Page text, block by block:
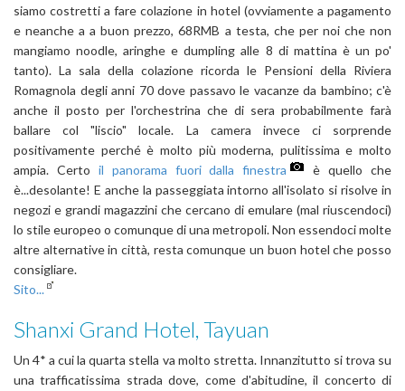
siamo costretti a fare colazione in hotel (ovviamente a pagamento
e neanche a a buon prezzo, 68RMB a testa, che per noi che non
mangiamo noodle, aringhe e dumpling alle 8 di mattina è un po'
tanto). La sala della colazione ricorda le Pensioni della Riviera
Romagnola degli anni 70 dove passavo le vacanze da bambino; c'è
anche il posto per l'orchestrina che di sera probabilmente farà
ballare col "liscio" locale. La camera invece ci sorprende
positivamente perché è molto più moderna, pulitissima e molto
ampia. Certo il panorama fuori dalla finestra
è quello che
è...desolante! E anche la passeggiata intorno all'isolato si risolve in
negozi e grandi magazzini che cercano di emulare (mal riuscendoci)
lo stile europeo o comunque di una metropoli. Non essendoci molte
altre alternative in città, resta comunque un buon hotel che posso
consigliare.
Sito...
Shanxi Grand Hotel, Tayuan
Un 4* a cui la quarta stella va molto stretta. Innanzitutto si trova su
una trafficatissima strada dove, come d'abitudine, il concerto di